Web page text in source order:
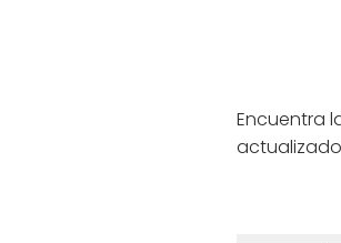
Encuentra